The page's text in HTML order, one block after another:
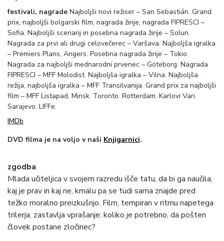
festivali, nagrade Najboljši novi režiser – San Sebastián. Grand
prix, najboljši bolgarski film, nagrada žirije, nagrada FIPRESCI –
Sofia. Najboljši scenarij in posebna nagrada žirije – Solun.
Nagrada za prvi ali drugi celovečerec – Varšava. Najboljša igralka
– Premiers Plans, Angers. Posebna nagrada žirije – Tokio.
Nagrada za najboljši mednarodni prvenec – Göteborg. Nagrada
FIPRESCI – MFF Molodist. Najboljša igralka – Vilna. Najboljša
režija, najboljša igralka – MFF Transilvanija. Grand prix za najboljši
film – MFF Listapad, Minsk. Toronto. Rotterdam. Karlovi Vari.
Sarajevo. LIFFe.
IMDb
DVD filma je na voljo v naši Knjigarnici.
zgodba
Mlada učiteljica v svojem razredu išče tatu, da bi ga naučila,
kaj je prav in kaj ne, kmalu pa se tudi sama znajde pred
težko moralno preizkušnjo. Film, tempiran v ritmu napetega
trilerja, zastavlja vprašanje: koliko je potrebno, da pošten
človek postane zločinec?